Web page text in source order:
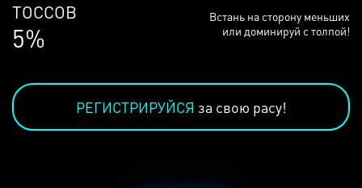
ЛЮДЕЙ
68%
Встань на сторону меньших
или доминируй с толпой!
РЕГИСТРИРУЙСЯ за свою расу!